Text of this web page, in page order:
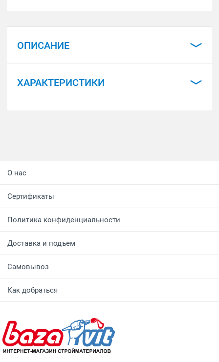
ОПИСАНИЕ
ХАРАКТЕРИСТИКИ
О нас
Сертификаты
Политика конфиденциальности
Доставка и подъем
Самовывоз
Как добраться